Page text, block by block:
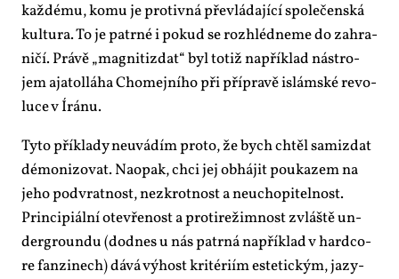
kaž­dé­mu, ko­mu je pro­tiv­ná pře­vlá­da­jí­cí spo­le­čen­ská
kul­tu­ra. To je pa­tr­né i po­kud se roz­hléd­ne­me do za­hra­
ni­čí. Prá­vě „mag­ni­tizdat“ byl totiž na­pří­klad ná­stro­
jem aja­tollá­ha Cho­mej­ní­ho při pří­pra­vě is­lám­ské re­vo­
lu­ce v Írá­nu.
Ty­to pří­kla­dy ne­u­vá­dím pro­to, že bych chtěl sa­mizdat
dé­mo­ni­zo­vat. Na­o­pak, chci jej ob­há­jit po­u­ka­zem na
je­ho pod­vrat­nost, ne­zkrot­nost a ne­u­cho­pi­tel­nost.
Prin­ci­pi­ál­ní ote­vře­nost a pro­ti­re­žim­nost zvláš­tě un­
der­groun­du (dodnes u nás pa­tr­ná na­pří­klad v hard­co­
re fan­zi­nech) dá­vá vý­host kri­té­ri­ím es­te­tic­kým, ja­zy­